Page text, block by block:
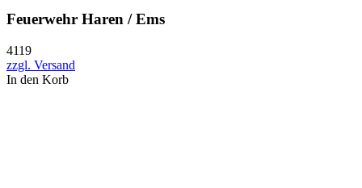
Feuerwehr Haren / Ems
4119
zzgl. Versand
In den Korb